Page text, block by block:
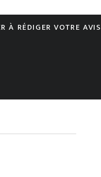
À RÉDIGER VOTRE AVIS